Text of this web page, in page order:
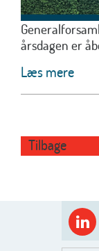
årsdagen er
Læs mere
Tilbage